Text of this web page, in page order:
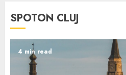
SPOTON CLUJ
4 min read